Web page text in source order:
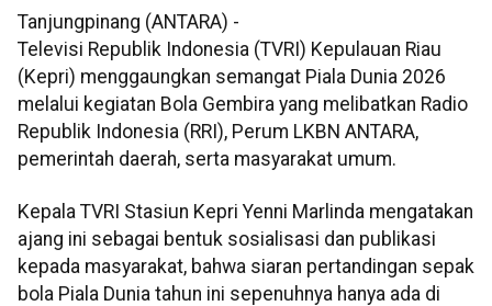
Tanjungpinang (ANTARA) -
Televisi Republik Indonesia (TVRI) Kepulauan Riau
(Kepri) menggaungkan semangat Piala Dunia 2026
melalui kegiatan Bola Gembira yang melibatkan Radio
Republik Indonesia (RRI), Perum LKBN ANTARA,
pemerintah daerah, serta masyarakat umum.
Kepala TVRI Stasiun Kepri Yenni Marlinda mengatakan
ajang ini sebagai bentuk sosialisasi dan publikasi
kepada masyarakat, bahwa siaran pertandingan sepak
bola Piala Dunia tahun ini sepenuhnya hanya ada di